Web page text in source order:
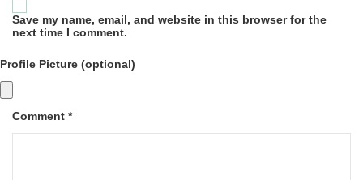
Save my name, email, and website in this browser for the
next time I comment.
Profile Picture (optional)
Comment *